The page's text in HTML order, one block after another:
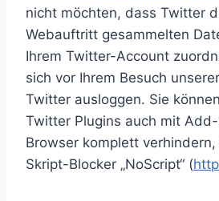
nicht möchten, dass Twitter
Webauftritt gesammelten
Ihrem Twitter-Account
sich vor Ihrem Besuch
Twitter ausloggen. Sie
Twitter Plugins auch mit
Browser komplett
Skript-Blocker „NoScript“ (